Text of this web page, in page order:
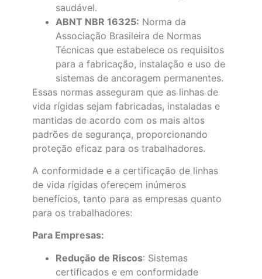
saudável.
ABNT NBR 16325: Norma da
Associação Brasileira de Normas
Técnicas que estabelece os requisitos
para a fabricação, instalação e uso de
sistemas de ancoragem permanentes.
Essas normas asseguram que as linhas de
vida rígidas sejam fabricadas, instaladas e
mantidas de acordo com os mais altos
padrões de segurança, proporcionando
proteção eficaz para os trabalhadores.
A conformidade e a certificação de linhas
de vida rígidas oferecem inúmeros
benefícios, tanto para as empresas quanto
para os trabalhadores:
Para Empresas:
Redução de Riscos: Sistemas
certificados e em conformidade